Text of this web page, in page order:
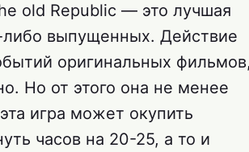
old Republic — это лучшая
либо выпущенных. Действие
оригинальных фильмов,
Но от этого она не менее
игра может окупить
часов на 20-25, а то и